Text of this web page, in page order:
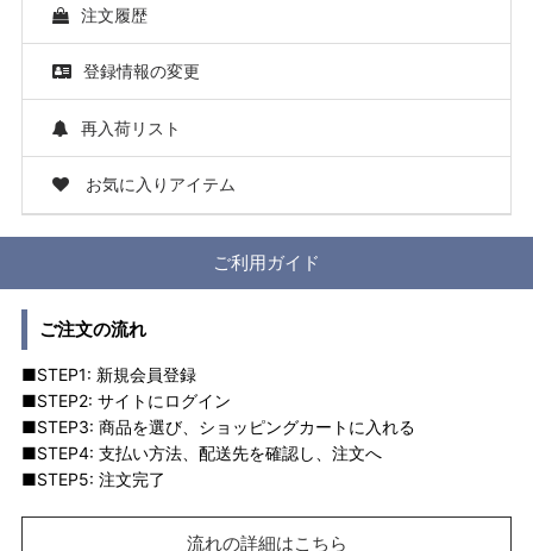
注文履歴
登録情報の変更
再入荷リスト
お気に入りアイテム
ご利用ガイド
ご注文の流れ
■STEP1: 新規会員登録
■STEP2: サイトにログイン
■STEP3: 商品を選び、ショッピングカートに入れる
■STEP4: 支払い方法、配送先を確認し、注文へ
■STEP5: 注文完了
流れの詳細はこちら